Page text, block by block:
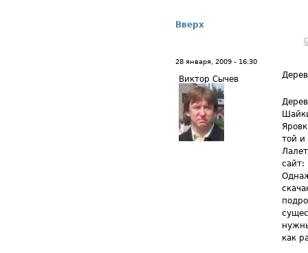
Вверх
28 января, 2009 - 16:30
Виктор Сычев
той и
сайт:
как